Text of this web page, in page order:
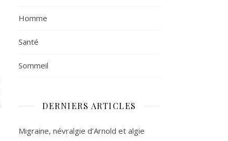
Homme
Santé
Sommeil
DERNIERS ARTICLES
Migraine, névralgie d’Arnold et algie